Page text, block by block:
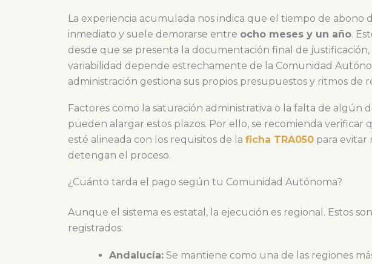
La experiencia acumulada nos indica que el tiempo de abono
inmediato y suele demorarse entre ocho meses y un año.
desde que se presenta la documentación final de justificación,
variabilidad depende estrechamente de la Comunidad
administración gestiona sus propios presupuestos y ritmos de
Factores como la saturación administrativa o la falta de algún
pueden alargar estos plazos. Por ello, se recomienda verificar
esté alineada con los requisitos de la ficha TRA050 para evitar
detengan el proceso.
¿Cuánto tarda el pago según tu Comunidad Autónoma?
Aunque el sistema es estatal, la ejecución es regional. Estos
registrados:
Andalucía: Se mantiene como una de las regiones